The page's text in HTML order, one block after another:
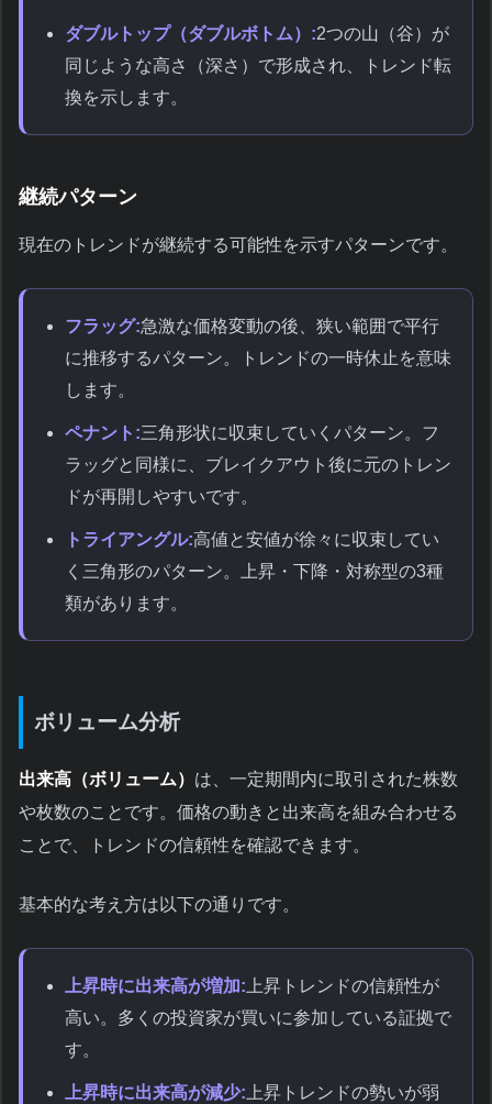
ダブルトップ（ダブルボトム）:2つの山（谷）が
同じような高さ（深さ）で形成され、トレンド転
換を示します。
継続パターン
現在のトレンドが継続する可能性を示すパターンです。
フラッグ:急激な価格変動の後、狭い範囲で平行
に推移するパターン。トレンドの一時休止を意味
します。
ペナント:三角形状に収束していくパターン。フ
ラッグと同様に、ブレイクアウト後に元のトレン
ドが再開しやすいです。
トライアングル:高値と安値が徐々に収束してい
く三角形のパターン。上昇・下降・対称型の3種
類があります。
ボリューム分析
出来高（ボリューム） は、一定期間内に取引された株数
や枚数のことです。価格の動きと出来高を組み合わせる
ことで、トレンドの信頼性を確認できます。
基本的な考え方は以下の通りです。
上昇時に出来高が増加: 上昇トレンドの信頼性が
高い。多くの投資家が買いに参加している証拠で
す。
上昇時に出来高が減少: 上昇トレンドの勢いが弱